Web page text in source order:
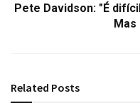
Pete Davidson: "É
Mas
Related Posts